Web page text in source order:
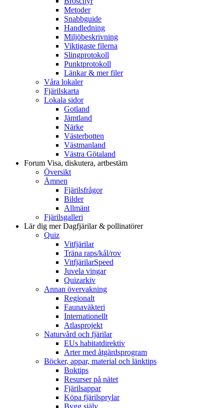
Metoder
Snabbguide
Handledning
Miljöbeskrivning
Viktigaste filerna
Slingprotokoll
Punktprotokoll
Länkar & mer filer
Våra lokaler
Fjärilskarta
Lokala sidor
Gotland
Jämtland
Närke
Västerbotten
Västmanland
Västra Götaland
Forum Visa, diskutera, artbestäm
Översikt
Ämnen
Fjärilsfrågor
Bilder
Allmänt
Fjärilsgalleri
Lär dig merDagfjärilar & pollinatörer
Quiz
Vitfjärilar
Träna raps/kål/rov
VitfjärilarSpeed
Juvela vingar
Quizarkiv
Annan övervakning
Regionalt
Faunaväkteri
Internationellt
Atlasprojekt
Naturvård och fjärilar
EUs habitatdirektiv
Arter med åtgärdsprogram
Böcker, appar, material och länktips
Boktips
Resurser på nätet
Fjärilsappar
Köpa fjärilsprylar
Bygg själv